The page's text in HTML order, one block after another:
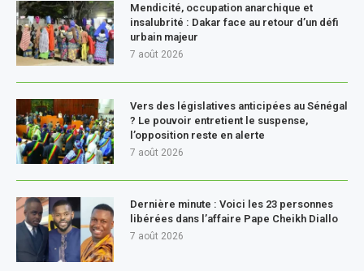
Mendicité, occupation anarchique et
insalubrité : Dakar face au retour d’un défi
urbain majeur
7 août 2026
Vers des législatives anticipées au Sénégal
? Le pouvoir entretient le suspense,
l’opposition reste en alerte
7 août 2026
Dernière minute : Voici les 23 personnes
libérées dans l’affaire Pape Cheikh Diallo
7 août 2026